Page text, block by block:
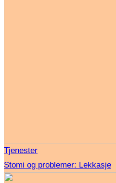
Tjenester
Stomi og problemer: Lekkasje